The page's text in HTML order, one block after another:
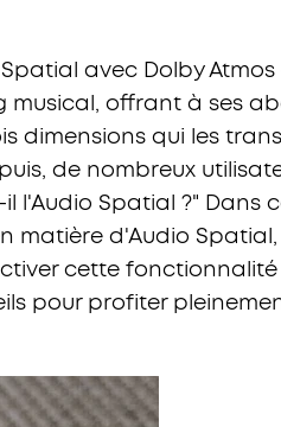
avec Dolby Atmos
offrant à ses
dimensions qui les
de nombreux
l'Audio Spatial ?" Dans
matière d'Audio
cette
pour profiter